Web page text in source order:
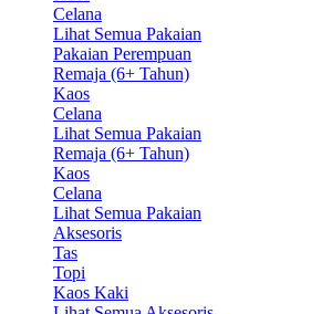
Celana
Lihat Semua Pakaian
Pakaian Perempuan
Remaja (6+ Tahun)
Kaos
Celana
Lihat Semua Pakaian
Remaja (6+ Tahun)
Kaos
Celana
Lihat Semua Pakaian
Aksesoris
Tas
Topi
Kaos Kaki